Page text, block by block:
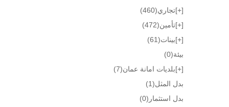
[+]تجاري(460)
[+]تأمين(472)
[+]بينات(61)
بيئة(0)
[+]بلديات امانة عمان(7)
بدل المثل(1)
بدل استثمار (0)